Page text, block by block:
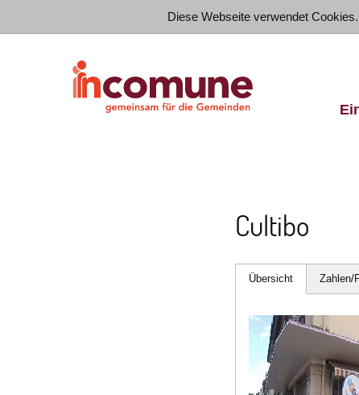
Diese Webseite verwendet
Cultibo
Übersicht Zahlen/